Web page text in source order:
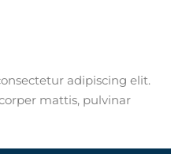
adipiscing elit.
mattis, pulvinar